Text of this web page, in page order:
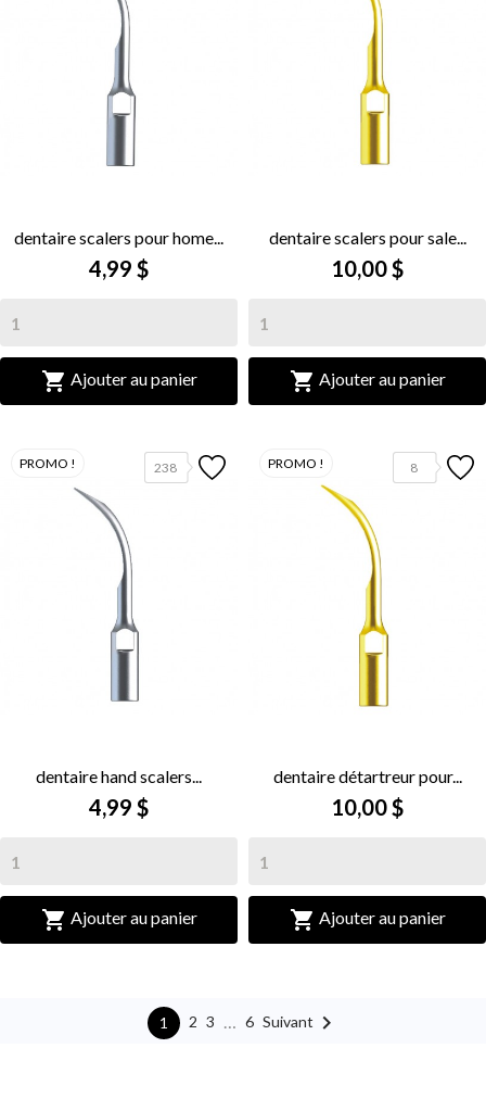
dentaire scalers pour home...
4,99 $
 Ajouter au panier
dentaire scalers pour sale...
10,00 $
 Ajouter au panier
238
PROMO !
dentaire hand scalers...
4,99 $
 Ajouter au panier
8
PROMO !
dentaire détartreur pour...
10,00 $
 Ajouter au panier
1 2 3 … 6 Suivant 